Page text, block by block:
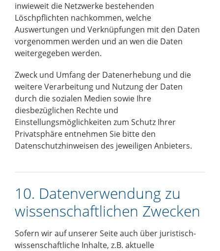
inwieweit die Netzwerke bestehenden
Löschpflichten nachkommen, welche
Auswertungen und Verknüpfungen mit den Daten
vorgenommen werden und an wen die Daten
weitergegeben werden.
Zweck und Umfang der Datenerhebung und die
weitere Verarbeitung und Nutzung der Daten
durch die sozialen Medien sowie Ihre
diesbezüglichen Rechte und
Einstellungsmöglichkeiten zum Schutz Ihrer
Privatsphäre entnehmen Sie bitte den
Datenschutzhinweisen des jeweiligen Anbieters.
10. Datenverwendung zu
wissenschaftlichen Zwecken
Sofern wir auf unserer Seite auch über juristisch-
wissenschaftliche Inhalte, z.B. aktuelle